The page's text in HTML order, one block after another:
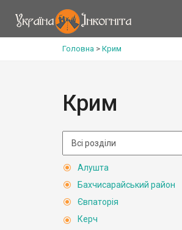
Головна > Крим
Крим
Алушта
Бахчисарайський район
Євпаторія
Керч